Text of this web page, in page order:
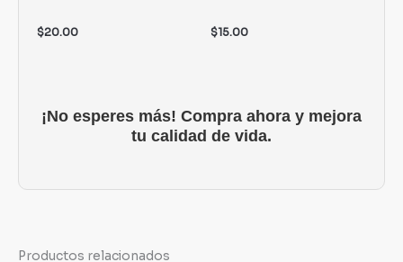
$20.00 $15.00
¡No esperes más! Compra ahora y mejora
tu calidad de vida.
Productos relacionados